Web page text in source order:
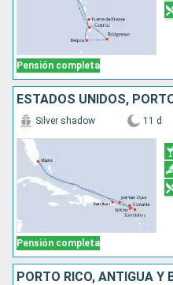
Pensión completa
Pensión completa
Silver shadow 11 d